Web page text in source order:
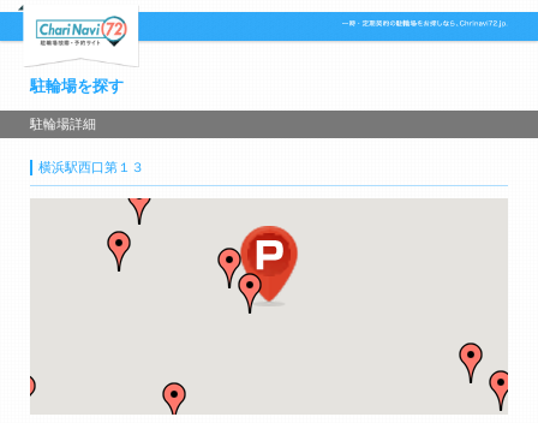
駐輪場を探す
駐輪場詳細
横浜駅西口第１３